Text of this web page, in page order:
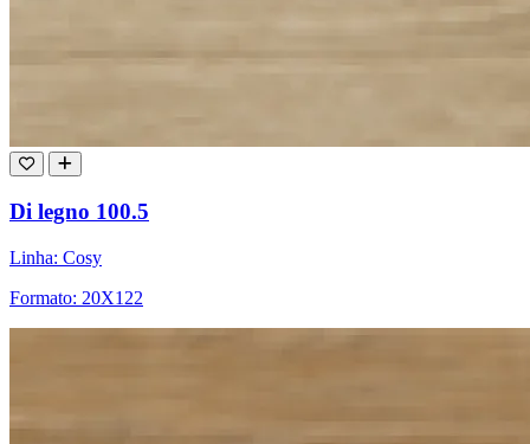
Di legno 100.5
Linha: Cosy
Formato: 20X122